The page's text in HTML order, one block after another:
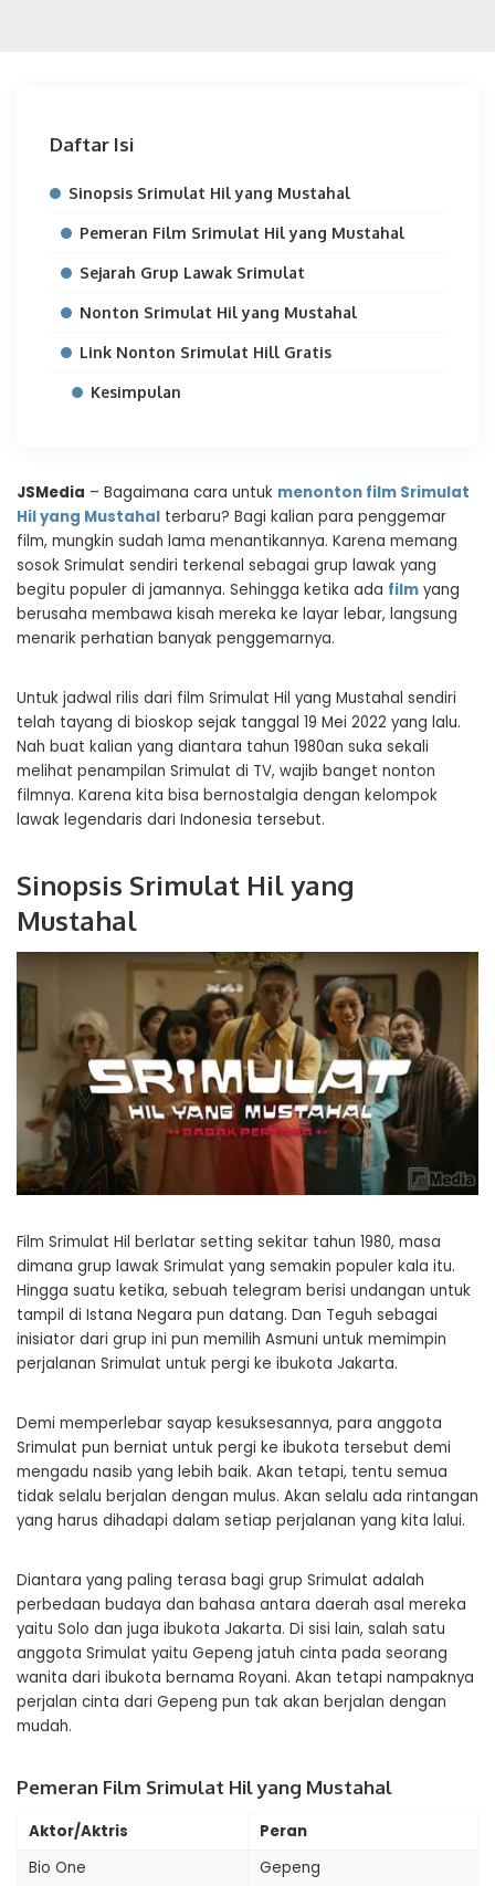
Daftar Isi
Sinopsis Srimulat Hil yang Mustahal
Pemeran Film Srimulat Hil yang Mustahal
Sejarah Grup Lawak Srimulat
Nonton Srimulat Hil yang Mustahal
Link Nonton Srimulat Hill Gratis
Kesimpulan
JSMedia – Bagaimana cara untuk menonton film Srimulat
Hil yang Mustahal terbaru? Bagi kalian para penggemar
film, mungkin sudah lama menantikannya. Karena memang
sosok Srimulat sendiri terkenal sebagai grup lawak yang
begitu populer di jamannya. Sehingga ketika ada film yang
berusaha membawa kisah mereka ke layar lebar, langsung
menarik perhatian banyak penggemarnya.
Untuk jadwal rilis dari film Srimulat Hil yang Mustahal sendiri
telah tayang di bioskop sejak tanggal 19 Mei 2022 yang lalu.
Nah buat kalian yang diantara tahun 1980an suka sekali
melihat penampilan Srimulat di TV, wajib banget nonton
filmnya. Karena kita bisa bernostalgia dengan kelompok
lawak legendaris dari Indonesia tersebut.
Sinopsis Srimulat Hil yang
Mustahal
Film Srimulat Hil berlatar setting sekitar tahun 1980, masa
dimana grup lawak Srimulat yang semakin populer kala itu.
Hingga suatu ketika, sebuah telegram berisi undangan untuk
tampil di Istana Negara pun datang. Dan Teguh sebagai
inisiator dari grup ini pun memilih Asmuni untuk memimpin
perjalanan Srimulat untuk pergi ke ibukota Jakarta.
Demi memperlebar sayap kesuksesannya, para anggota
Srimulat pun berniat untuk pergi ke ibukota tersebut demi
mengadu nasib yang lebih baik. Akan tetapi, tentu semua
tidak selalu berjalan dengan mulus. Akan selalu ada rintangan
yang harus dihadapi dalam setiap perjalanan yang kita lalui.
Diantara yang paling terasa bagi grup Srimulat adalah
perbedaan budaya dan bahasa antara daerah asal mereka
yaitu Solo dan juga ibukota Jakarta. Di sisi lain, salah satu
anggota Srimulat yaitu Gepeng jatuh cinta pada seorang
wanita dari ibukota bernama Royani. Akan tetapi nampaknya
perjalan cinta dari Gepeng pun tak akan berjalan dengan
mudah.
Pemeran Film Srimulat Hil yang Mustahal
Aktor/Aktris
Peran
Bio One
Gepeng